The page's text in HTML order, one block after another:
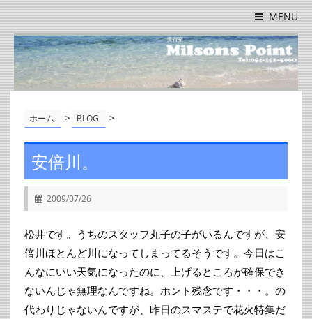
MENU
ホーム > BLOG >
安倍川。
2009/07/26
松井です。うちのスタッフ丸子の子がいるんですが、安
倍川ほとんど川になってしまってるそうです。今日はこ
んなにいい天気になったのに、上げるところが確保でき
ないんじゃ無理なんですね。ホント残念です・・・。の
代わりじゃないんですが、昨日のスマステで花火特集だ